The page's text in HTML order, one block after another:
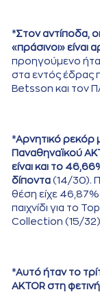
*Στον αντίποδα,
«πράσινοι» είναι
προηγούμενο
στα εντός έδρας
Betsson και τον
*Αρνητικό ρεκόρ
Παναθηναϊκού
είναι και το
δίποντα (14/30).
θέση είχε
παιχνίδι για το
Collection (15/
*Αυτό ήταν το
AKTOR στη